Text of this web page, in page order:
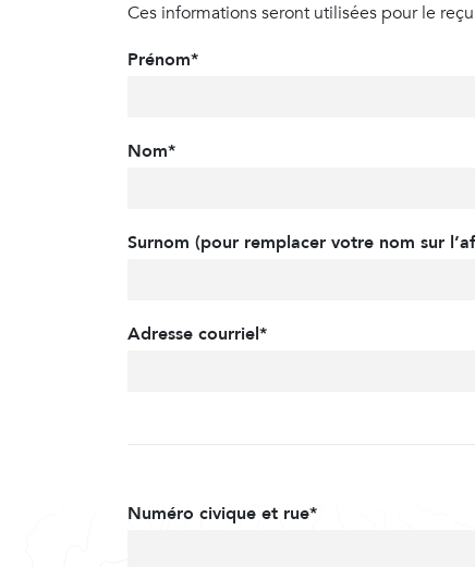
Ces informations seront utilisées pour le reçu
Prénom*
Nom*
Surnom (pour remplacer votre nom sur
Adresse courriel*
Numéro civique et rue*